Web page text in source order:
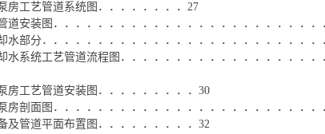
房工艺管道系统图．．．．．．．．27
道安装图．．．．．．．．．．．．．．．．．．．．．．．．
水部分．．．．．．．．．．．．．．．．．．．．．．．．．
水系统工艺管道流程图．．．．．．．．．．．．．．．．．
房工艺管道安装图．．．．．．．．．30
房剖面图．．．．．．．．．．．．．．．．．．．．．．．．
及管道平面布置图．．．．．．．．．32